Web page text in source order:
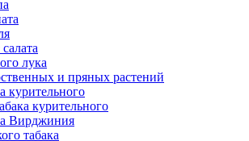
лука
и пряных растений
курительного
курительного
Вирджиния
табака